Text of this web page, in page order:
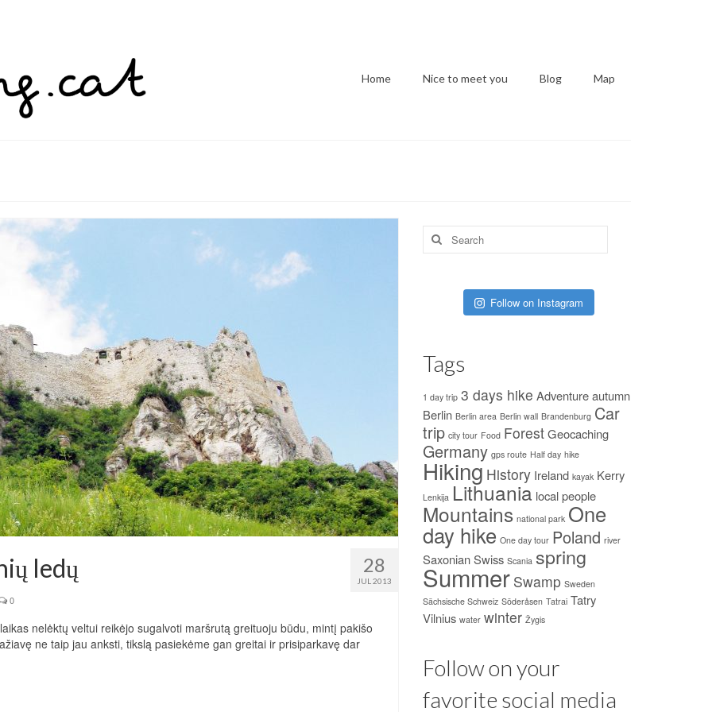
Home Nice to meet you Blog Map
28
JUL 2013
ledų
0
nelėktų veltui reikėjo sugalvoti maršrutą greituoju būdu, mintį pakišo
ne taip jau anksti, tikslą pasiekėme gan greitai ir prisiparkavę dar
Search
for:
Follow on Instagram
Tags
1 day trip 3 days hike Adventure autumn
Berlin Berlin area Berlin wall Brandenburg Car
trip city tour Food Forest Geocaching
Germany gps route Half day hike
Hiking History Ireland kayak Kerry
Lenkija Lithuania local people
Mountains national park One
day hike One day tour Poland river
Saxonian Swiss Scania spring
Summer Swamp Sweden
Sächsische Schweiz Söderåsen Tatrai Tatry
Vilnius water winter Žygis
Follow on your
favorite social media